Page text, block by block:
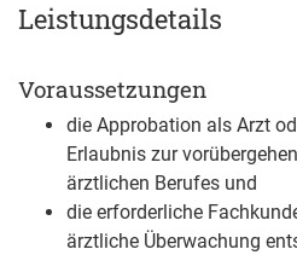
Leistungsdetails
Voraussetzungen
die Approbation als Arzt
Erlaubnis zur
ärztlichen Berufes und
die erforderliche
ärztliche Überwachung